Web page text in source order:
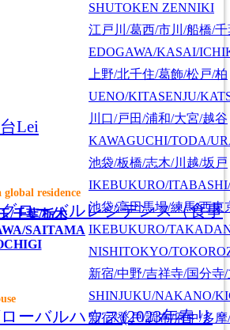
/千葉/栃木
SAITAMA
SHUTOKEN ZENNIKI
江戸川/葛西/市川/船橋/千
EDOGAWA/KASAI/
上野/北千住/葛飾/松戸/柏
UENO/KITASENJU/
川口/戸田/浦和/大宮/越谷
KAWAGUCHI/TODA/
池袋/板橋/志木/川越/坂戸
IKEBUKURO/
池袋/高田馬場/練馬/西東
IKEBUKURO/
NISHITOKYO/
新宿/中野/吉祥寺/国分寺
SHINJUKU/NAKANO/
新宿/登戸/調布/府中/多
Lei
global residence
ローバルレジデンス（食事
ーバルハウス(2023年春リ